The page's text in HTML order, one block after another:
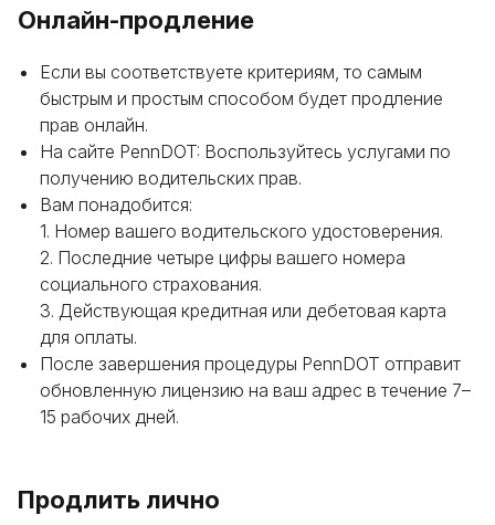
Онлайн-продление
Если вы соответствуете критериям, то самым
быстрым и простым способом будет продление
прав онлайн.
На сайте PennDOT: Воспользуйтесь услугами по
получению водительских прав.
Вам понадобится:
1. Номер вашего водительского удостоверения.
2. Последние четыре цифры вашего номера
социального страхования.
3. Действующая кредитная или дебетовая карта
для оплаты.
После завершения процедуры PennDOT отправит
обновленную лицензию на ваш адрес в течение 7–
15 рабочих дней.
Продлить лично